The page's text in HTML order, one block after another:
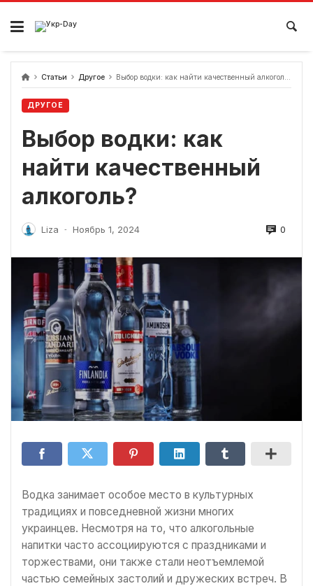
перейти
содержанию
Статьи Другое Выбор водки: как найти качественный алкоголь?
ДРУГОЕ
Выбор водки: как
найти качественный
алкоголь?
Liza - Ноябрь 1, 2024 0
Водка занимает особое место в культурных
традициях и повседневной жизни многих
украинцев. Несмотря на то, что алкогольные
напитки часто ассоциируются с праздниками и
торжествами, они также стали неотъемлемой
частью семейных застолий и дружеских встреч. В